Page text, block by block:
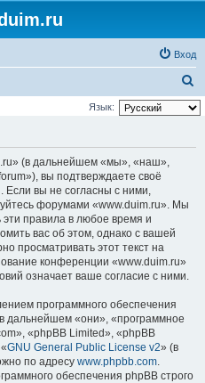
Вход
о
Язык:
(в дальнейшем «мы», «наш»,
вы подтверждаете своё
Если вы не согласны с ними,
форумами «www.duim.ru». Мы
правила в любое время и
вас об этом, однако с вашей
просматривать этот текст на
конференции «www.duim.ru»
означает ваше согласие с ними.
программного обеспечения
дальнейшем «они», «программное
«phpBB Limited», «phpBB
GNU General Public License v2» (в
по адресу www.phpbb.com.
обеспечения phpBB строго